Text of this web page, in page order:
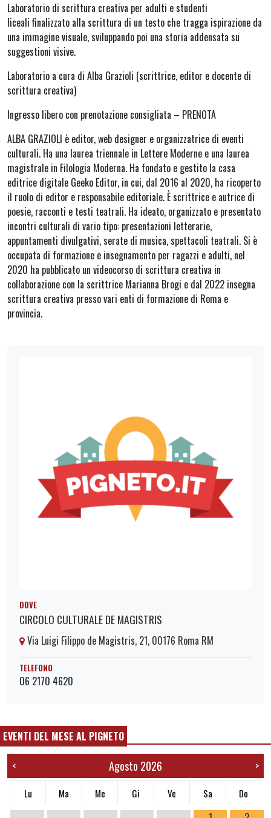
Laboratorio di scrittura creativa per adulti e studenti
liceali finalizzato alla scrittura di un testo che tragga ispirazione da
una immagine visuale, sviluppando poi una storia addensata su
suggestioni visive.
Laboratorio a cura di Alba Grazioli (scrittrice, editor e docente di
scrittura creativa)
Ingresso libero con prenotazione consigliata – PRENOTA
ALBA GRAZIOLI è editor, web designer e organizzatrice di eventi
culturali. Ha una laurea triennale in Lettere Moderne e una laurea
magistrale in Filologia Moderna. Ha fondato e gestito la casa
editrice digitale Geeko Editor, in cui, dal 2016 al 2020, ha ricoperto
il ruolo di editor e responsabile editoriale. È scrittrice e autrice di
poesie, racconti e testi teatrali. Ha ideato, organizzato e presentato
incontri culturali di vario tipo: presentazioni letterarie,
appuntamenti divulgativi, serate di musica, spettacoli teatrali. Si è
occupata di formazione e insegnamento per ragazzi e adulti, nel
2020 ha pubblicato un videocorso di scrittura creativa in
collaborazione con la scrittrice Marianna Brogi e dal 2022 insegna
scrittura creativa presso vari enti di formazione di Roma e
provincia.
DOVE
CIRCOLO CULTURALE DE MAGISTRIS
Via Luigi Filippo de Magistris, 21, 00176 Roma RM
TELEFONO
06 2170 4620
EVENTI DEL MESE AL PIGNETO
< Agosto 2026 >
Lu Ma Me Gi Ve Sa Do